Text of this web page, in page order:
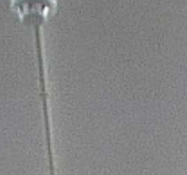
instalações
Eficiência e fiabilidade: são estas as
caraterísticas das soluções de
desenvolvemos para instalações
acompanhar continu...